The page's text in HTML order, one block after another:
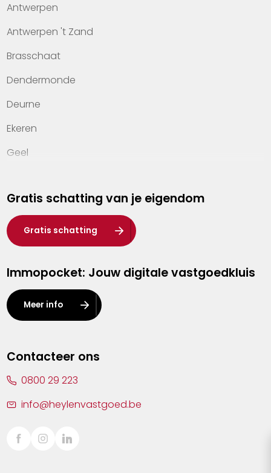
Kennis van wonen
Kantoren
Veelgestelde vragen
Werken bij Heylen Vastgoed
Contact
Antwerpen
Antwerpen 't Zand
Brasschaat
Dendermonde
Deurne
Ekeren
Geel
Hasselt
Heist-op-den-Berg
Herentals
Kalmthout
Leuven
Lier
Sint-Truiden
Gratis schatting van je eigendom
Gratis schatting
Immopocket: Jouw digitale vastgoedkluis
Meer info
Contacteer ons
0800 29 223
info@heylenvastgoed.be